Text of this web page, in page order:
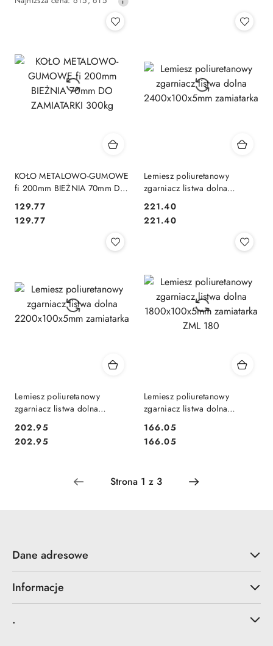
promocyjna:
przed
obniżką
KOŁO METALOWO-GUMOWE
fi 200mm BIEŻNIA 70mm DO
Cena:
129.77
Cena:
129.77
Lemiesz poliuretanowy
zgarniacz listwa dolna
Cena:
221.40
Cena:
221.40
Lemiesz poliuretanowy
zgarniacz listwa dolna
Cena:
202.95
Cena:
202.95
Lemiesz poliuretanowy
zgarniacz listwa dolna
ZML 180
Cena:
166.05
Cena:
166.05
Dane adresowe
Informacje
.